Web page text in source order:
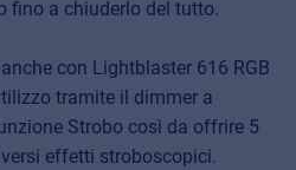
fino a chiuderlo del tutto.
con Lightblaster 616 RGB
tramite il dimmer a
Strobo così da offrire 5
effetti stroboscopici.